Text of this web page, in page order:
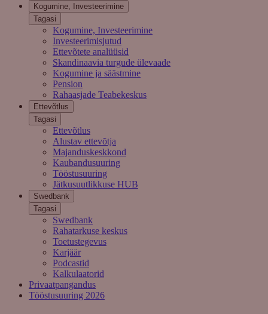
Kogumine, Investeerimine
Tagasi
Kogumine, Investeerimine
Investeerimisjutud
Ettevõtete analüüsid
Skandinaavia turgude ülevaade
Kogumine ja säästmine
Pension
Rahaasjade Teabekeskus
Ettevõtlus
Tagasi
Ettevõtlus
Alustav ettevõtja
Majanduskeskkond
Kaubandusuuring
Tööstusuuring
Jätkusuutlikkuse HUB
Swedbank
Tagasi
Swedbank
Rahatarkuse keskus
Toetustegevus
Karjäär
Podcastid
Kalkulaatorid
Privaatpangandus
Tööstusuuring 2026